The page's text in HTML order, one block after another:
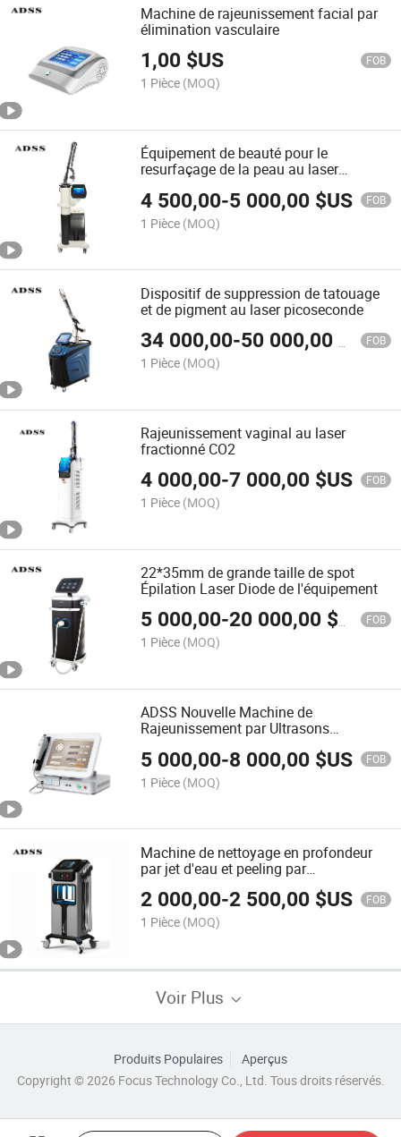
Machine de rajeunissement facial par
élimination vasculaire
1,00 $US FOB
1 Pièce (MOQ)
Équipement de beauté pour le
resurfaçage de la peau au laser
4 500,00-5 000,00 $US FOB
1 Pièce (MOQ)
Dispositif de suppression de tatouage
et de pigment au laser picoseconde
34 000,00-50 000,00 FOB
1 Pièce (MOQ)
Rajeunissement vaginal au laser
fractionné CO2
4 000,00-7 000,00 $US FOB
1 Pièce (MOQ)
22*35mm de grande taille de spot
Épilation Laser Diode de l'équipement
5 000,00-20 000,00 $US FOB
1 Pièce (MOQ)
ADSS Nouvelle Machine de
Rajeunissement par Ultrasons
5 000,00-8 000,00 $US FOB
1 Pièce (MOQ)
Machine de nettoyage en profondeur
par jet d'eau et peeling par
2 000,00-2 500,00 $US FOB
1 Pièce (MOQ)
Voir Plus
Produits Populaires
Aperçus
Copyright © 2026 Focus Technology Co., Ltd. Tous droits réservés.